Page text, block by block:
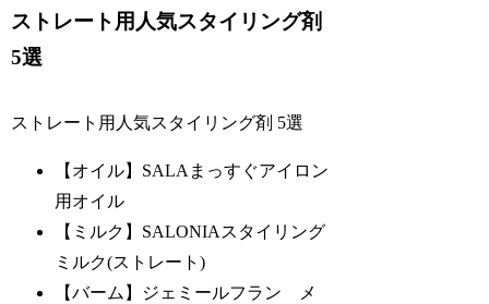
ストレート用人気スタイリング剤
5選
ストレート用人気スタイリング剤 5選
【オイル】SALAまっすぐアイロン
用オイル
【ミルク】SALONIAスタイリング
ミルク(ストレート)
【バーム】ジェミールフラン メ